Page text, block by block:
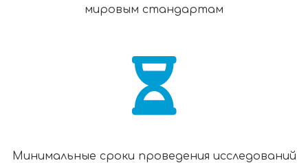
мировым стандартам
Минимальные сроки проведения исследований